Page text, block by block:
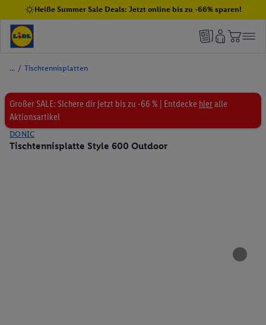
Heiße Summer Sale Deals: Jetzt online bis zu -66% sparen!
/ Tischtennisplatten
Großer SALE: Sichere dir jetzt bis zu -66 % | Entdecke hieralle
Aktionsartikel
DONIC
Tischtennisplatte Style 600 Outdoor